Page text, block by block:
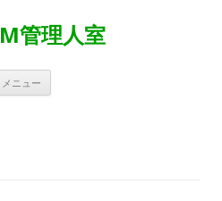
管理人室
メニュー